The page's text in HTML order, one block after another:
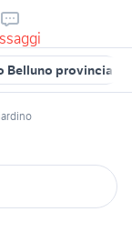
Belluno provincia